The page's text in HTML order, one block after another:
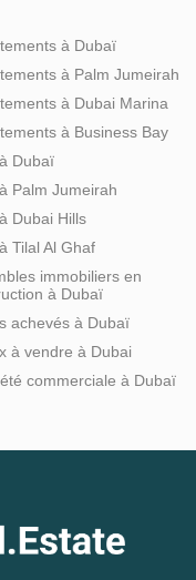
à Dubaï
à Palm Jumeirah
à Dubai Marina
à Business Bay
Dubaï
Palm Jumeirah
Dubai Hills
Tilal Al Ghaf
immobiliers en
à Dubaï
achevés à Dubaï
à vendre à Dubai
commerciale à Dubaï